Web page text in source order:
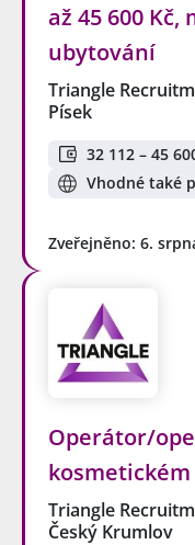
až 45 600 Kč,
ubytování
Triangle
Písek
32 112 – 45
Vhodné také
Zveřejněno: 6.
Operátor/
Triangle
Český Krumlov